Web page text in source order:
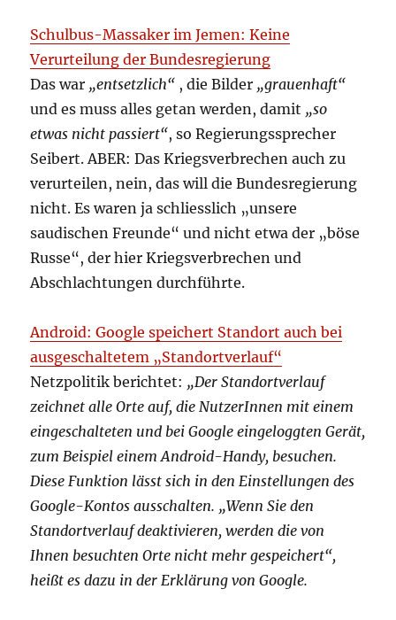
Schulbus-Massaker im Jemen: Keine
Verurteilung der Bundesregierung
Das war „entsetzlich“ , die Bilder „grauenhaft“
und es muss alles getan werden, damit „so
etwas nicht passiert“, so Regierungssprecher
Seibert. ABER: Das Kriegsverbrechen auch zu
verurteilen, nein, das will die Bundesregierung
nicht. Es waren ja schliesslich „unsere
saudischen Freunde“ und nicht etwa der „böse
Russe“, der hier Kriegsverbrechen und
Abschlachtungen durchführte.
Android: Google speichert Standort auch bei
ausgeschaltetem „Standortverlauf“
Netzpolitik berichtet: „Der Standortverlauf
zeichnet alle Orte auf, die NutzerInnen mit einem
eingeschalteten und bei Google eingeloggten Gerät,
zum Beispiel einem Android-Handy, besuchen.
Diese Funktion lässt sich in den Einstellungen des
Google-Kontos ausschalten. „Wenn Sie den
Standortverlauf deaktivieren, werden die von
Ihnen besuchten Orte nicht mehr gespeichert“,
heißt es dazu in der Erklärung von Google.